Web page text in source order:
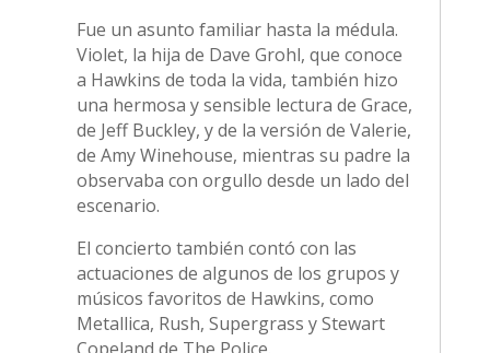
Fue un asunto familiar hasta la médula.
Violet, la hija de Dave Grohl, que conoce
a Hawkins de toda la vida, también hizo
una hermosa y sensible lectura de Grace,
de Jeff Buckley, y de la versión de Valerie,
de Amy Winehouse, mientras su padre la
observaba con orgullo desde un lado del
escenario.
El concierto también contó con las
actuaciones de algunos de los grupos y
músicos favoritos de Hawkins, como
Metallica, Rush, Supergrass y Stewart